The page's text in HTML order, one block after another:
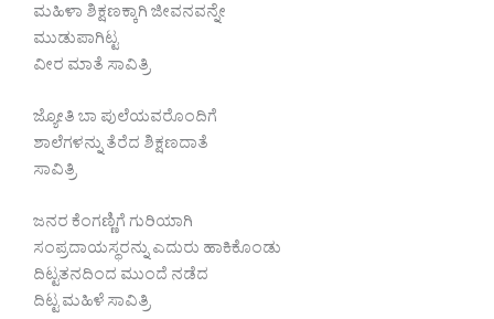
ಮಹಿಳಾ ಶಿಕ್ಷಣಕ್ಕಾಗಿ ಜೀವನವನ್ನೇ
ಮುಡುಪಾಗಿಟ್ಟ
ವೀರ ಮಾತೆ ಸಾವಿತ್ರಿ
ಜ್ಯೋತಿ ಬಾ ಪುಲೆಯವರೊಂದಿಗೆ
ಶಾಲೆಗಳನ್ನು ತೆರೆದ ಶಿಕ್ಷಣದಾತೆ
ಸಾವಿತ್ರಿ
ಜನರ ಕೆಂಗಣ್ಣಿಗೆ ಗುರಿಯಾಗಿ
ಸಂಪ್ರದಾಯಸ್ಥರನ್ನು ಎದುರು ಹಾಕಿಕೊಂಡು
ದಿಟ್ಟತನದಿಂದ ಮುಂದೆ ನಡೆದ
ದಿಟ್ಟ ಮಹಿಳೆ ಸಾವಿತ್ರಿ